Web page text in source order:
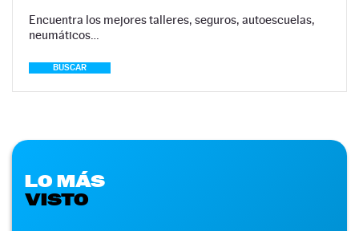
Encuentra los mejores talleres, seguros, autoescuelas,
neumáticos…
BUSCAR
LO MÁS
VISTO